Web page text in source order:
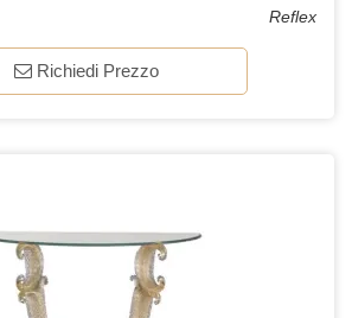
Reflex
Richiedi Prezzo